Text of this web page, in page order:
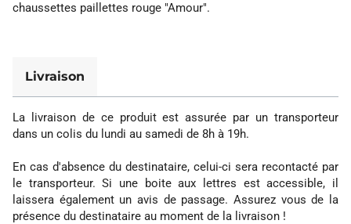
chaussettes paillettes rouge "Amour".
Livraison
La livraison de ce produit est assurée par un transporteur
dans un colis du lundi au samedi de 8h à 19h.
En cas d'absence du destinataire, celui-ci sera recontacté par
le transporteur. Si une boite aux lettres est accessible, il
laissera également un avis de passage. Assurez vous de la
présence du destinataire au moment de la livraison !